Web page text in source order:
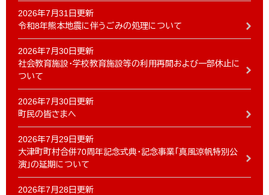
2026年7月31日更新
令和8年熊本地震に伴うごみの処理について
2026年7月30日更新
社会教育施設・学校教育施設等の利用再開および一部休止に
ついて
2026年7月30日更新
町民の皆さまへ
2026年7月29日更新
大津町町村合併70周年記念式典・記念事業「真風涼帆特別公
演」の延期について
2026年7月28日更新